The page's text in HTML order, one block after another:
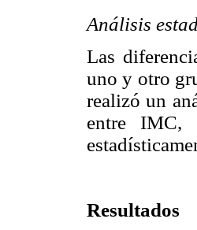
Análisis
Las
uno y otro
realizó un
entre IMC,
Resultados